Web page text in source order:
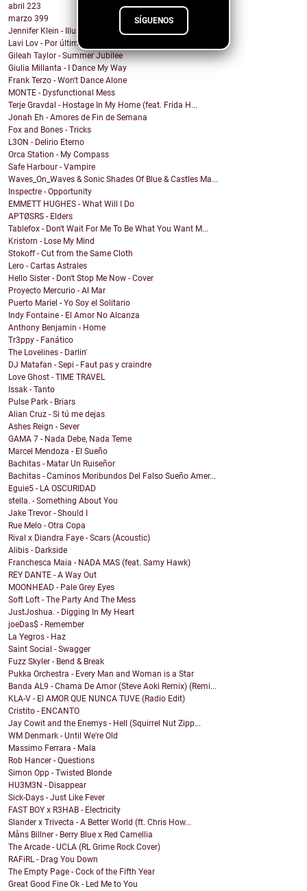
SÍGUENOS
abril 223
marzo 399
Jennifer Klein - Illusion
Lavi Lov - Por última vez
Gileah Taylor - Summer Jubilee
Giulia Millanta - I Dance My Way
Frank Terzo - Won't Dance Alone
MONTE - Dysfunctional Mess
Terje Gravdal - Hostage In My Home (feat. Frida H...
Jonah Eh - Amores de Fin de Semana
Fox and Bones - Tricks
L3ON - Delirio Eterno
Orca Station - My Compass
Safe Harbour - Vampire
Waves_On_Waves & Sonic Shades Of Blue & Castles Ma...
Inspectre - Opportunity
EMMETT HUGHES - What Will I Do
APTØSRS - Elders
Tablefox - Don't Wait For Me To Be What You Want M...
Kristorn - Lose My Mind
Stokoff - Cut from the Same Cloth
Lero - Cartas Astrales
Hello Sister - Don't Stop Me Now - Cover
Proyecto Mercurio - Al Mar
Puerto Mariel - Yo Soy el Solitario
Indy Fontaine - El Amor No Alcanza
Anthony Benjamin - Home
Tr3ppy - Fanático
The Lovelines - Darlin'
DJ Matafan - Sepi - Faut pas y craindre
Love Ghost - TIME TRAVEL
Issak - Tanto
Pulse Park - Briars
Alian Cruz - Si tú me dejas
Ashes Reign - Sever
GAMA 7 - Nada Debe, Nada Teme
Marcel Mendoza - El Sueño
Bachitas - Matar Un Ruiseñor
Bachitas - Caminos Moribundos Del Falso Sueño Amer...
Eguie5 - LA OSCURIDAD
stella. - Something About You
Jake Trevor - Should I
Rue Melo - Otra Copa
Rival x Diandra Faye - Scars (Acoustic)
Alibis - Darkside
Franchesca Maia - NADA MAS (feat. Samy Hawk)
REY DANTE - A Way Out
MOONHEAD - Pale Grey Eyes
Soft Loft - The Party And The Mess
JustJoshua. - Digging In My Heart
joeDas$ - Remember
La Yegros - Haz
Saint Social - Swagger
Fuzz Skyler - Bend & Break
Pukka Orchestra - Every Man and Woman is a Star
Banda AL9 - Chama De Amor (Steve Aoki Remix) (Remi...
KLA-V - El AMOR QUE NUNCA TUVE (Radio Edit)
Cristito - ENCANTO
Jay Cowit and the Enemys - Hell (Squirrel Nut Zipp...
WM Denmark - Until We're Old
Massimo Ferrara - Mala
Rob Hancer - Questions
Simon Opp - Twisted Blonde
HU3M3N - Disappear
Sick-Days - Just Like Fever
FAST BOY x R3HAB - Electricity
Slander x Trivecta - A Better World (ft. Chris How...
Måns Billner - Berry Blue x Red Camellia
The Arcade - UCLA (RL Grime Rock Cover)
RAFiRL - Drag You Down
The Empty Page - Cock of the Fifth Year
Great Good Fine Ok - Led Me to You